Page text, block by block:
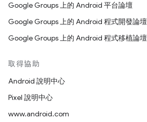
Google Groups 上的 Android 平台論壇
Google Groups 上的 Android 程式開發論壇
Google Groups 上的 Android 程式移植論壇
取得協助
Android 說明中心
Pixel 說明中心
www.android.com